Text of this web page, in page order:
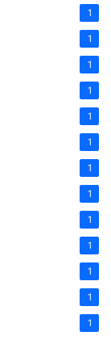
1
1
1
1
1
1
1
1
1
1
1
1
1